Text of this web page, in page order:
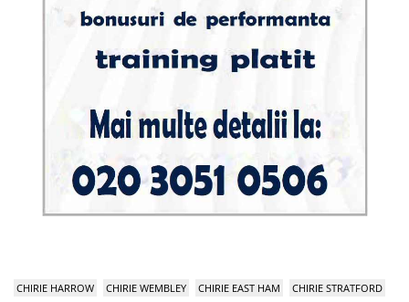
CHIRIE HARROW CHIRIE WEMBLEY CHIRIE EAST HAM
CHIRIE STRATFORD